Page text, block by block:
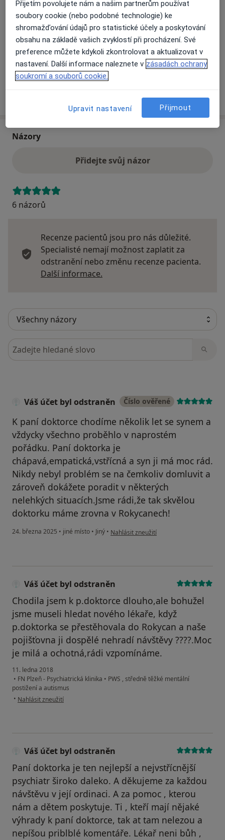
Co mám v takové situaci udělat?
Způsoby platby (soukromé návštěvy)
Na teto adrese lékař přijímá pacienty na pojišťovnu
Detaily
o adrese
Názory
Přidejte svůj názor
6 názorů
Recenze pacientů jsou pro nás důležité.
Specialisté nemají možnost zaplatit za
odstranění nebo změnu recenze pacienta.
Další informace.
Hledejte v názorech
Váš účet byl odstraněn Číslo ověřené
K paní doktorce chodíme několik let se synem a
vždycky všechno proběhlo v naprostém
pořádku. Paní doktorka je
chápavá,empatická,vstřícná a syn ji má moc rád.
Nikdy nebyl problém se na čemkoliv domluvit a
zároveň dokážete poradit v některých
nelehkých situacích.Jsme rádi,že tak skvělou
doktorku máme zrovna v Rokycanech!
24. března 2025 • jiné místo • Jiný • podle názoru uživatele Váš účet byl
Nahlásit zneužití
Váš účet byl odstraněn
Chodila jsem k p.doktorce dlouho,ale bohužel
jsme museli hledat nového lékaře, když
p.doktorka se přestěhovala do Rokycan a naše
pojišťovna ji dospělé nehradí návštěvy ????.Moc
je milá a ochotná,rádi vzpomínáme.
11. ledna 2018
• FN Plzeň - Psychiatrická klinika • PWS , středně těžké mentální
postižení a autismus
• podle názoru uživatele Váš účet byl odstraněn
Nahlásit zneužití
Váš účet byl odstraněn
Paní doktorka je ten nejlepší a nejvstřícnější
psychiatr široko daleko. A děkujeme za každou
návštěvu v její ordinaci. A za pomoc , kterou
nám a dětem poskytuje. Ti , kteří mají nějaké
výhrady k paní doktorce, tak at tam nelezou a
nepíšou priblblé komentáře. Lékař neni bůh ,
Přijetím povolujete nám a našim partnerům používat
soubory cookie (nebo podobné technologie) ke
shromažďování údajů pro statistické účely a poskytování
obsahu na základě vašich zvyklostí při procházení. Své
preference můžete kdykoli zkontrolovat a aktualizovat v
nastavení. Další informace naleznete v zásadách ochrany
soukromí a souborů cookie.
Upravit nastavení Přijmout